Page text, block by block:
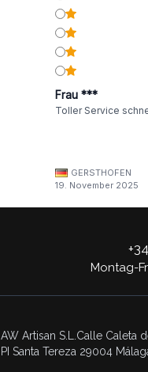
Frau ***
Toller Service
GERSTHOFEN
19. November 2025
Montag-
AW Artisan S.L.Calle Caleta
PI Santa Tereza 29004